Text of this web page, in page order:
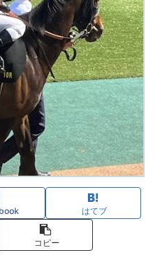
はてブ
コピー